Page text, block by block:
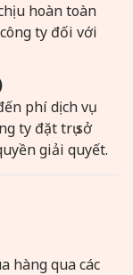
hoàn toàn
ty đối với
phí dịch vụ
ty đặt trụ sở
giải quyết.
hàng qua các